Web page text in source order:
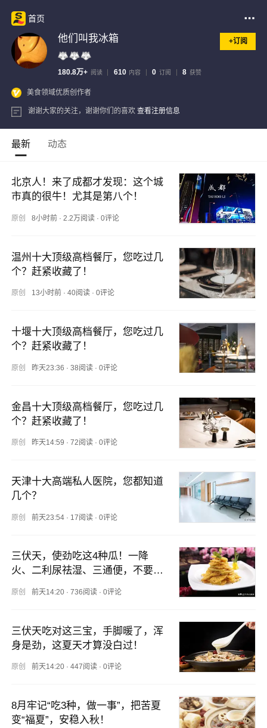
首页
他们叫我冰箱 +订阅
180.8万+ 阅读 610 内容 0 订阅 8 获赞
美食领域优质创作者
谢谢大家的关注，谢谢你们的喜欢 查看注册信息
最新 动态
北京人！来了成都才发现：这个城
市真的很牛！尤其是第八个！
原创 8小时前· 2.2万阅读· 0评论
温州十大顶级高档餐厅，您吃过几
个？赶紧收藏了！
原创 13小时前· 40阅读· 0评论
十堰十大顶级高档餐厅，您吃过几
个？赶紧收藏了！
原创 昨天23:36 · 38阅读· 0评论
金昌十大顶级高档餐厅，您吃过几
个？赶紧收藏了！
原创 昨天14:59 · 72阅读· 0评论
天津十大高端私人医院，您都知道
几个？
原创 前天23:54· 17阅读· 0评论
三伏天，使劲吃这4种瓜！一降
火、二利尿祛湿、三通便，不要错
原创 前天14:20· 736阅读· 0评论
三伏天吃对这三宝，手脚暖了，浑
身是劲，这夏天才算没白过！
原创 前天14:20· 447阅读· 0评论
8月牢记“吃3种，做一事”，把苦夏
变“福夏”，安稳入秋！